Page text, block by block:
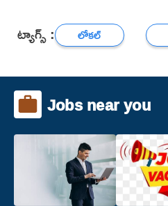
ట్యాగ్స్ : లోకల్
Jobs near you